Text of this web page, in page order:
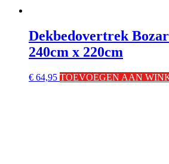
Dekbedovertrek
240cm x 220cm
€ 64,95 TOEVOEGEN AAN